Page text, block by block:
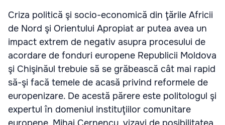
Criza politică şi socio-economică din ţările Africii
de Nord şi Orientului Apropiat ar putea avea un
impact extrem de negativ asupra procesului de
acordare de fonduri europene Republicii Moldova
şi Chişinăul trebuie să se grăbească cât mai rapid
să-şi facă temele de acasă privind reformele de
europenizare. De acestă părere este politologul şi
expertul în domeniul instituţiilor comunitare